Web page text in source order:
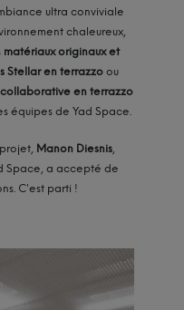
ultra conviviale
chaleureux,
matériaux originaux et
Stellar en terrazzo ou
en terrazzo
équipes de Yad Space.
Manon Diesnis,
Space, a accepté de
C'est parti !